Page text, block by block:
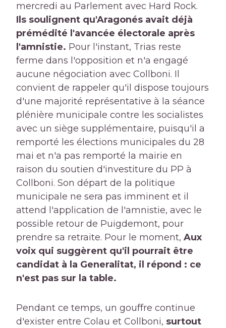
mercredi au Parlement avec Hard Rock.
Ils soulignent qu'Aragonés avait déjà
prémédité l'avancée électorale après
l'amnistie. Pour l'instant, Trias reste
ferme dans l'opposition et n'a engagé
aucune négociation avec Collboni. Il
convient de rappeler qu'il dispose toujours
d'une majorité représentative à la séance
plénière municipale contre les socialistes
avec un siège supplémentaire, puisqu'il a
remporté les élections municipales du 28
mai et n'a pas remporté la mairie en
raison du soutien d'investiture du PP à
Collboni. Son départ de la politique
municipale ne sera pas imminent et il
attend l'application de l'amnistie, avec le
possible retour de Puigdemont, pour
prendre sa retraite. Pour le moment, Aux
voix qui suggèrent qu'il pourrait être
candidat à la Generalitat, il répond : ce
n'est pas sur la table.
Pendant ce temps, un gouffre continue
d'exister entre Colau et Collboni, surtout